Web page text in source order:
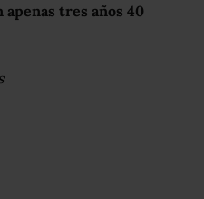
apenas tres años 40